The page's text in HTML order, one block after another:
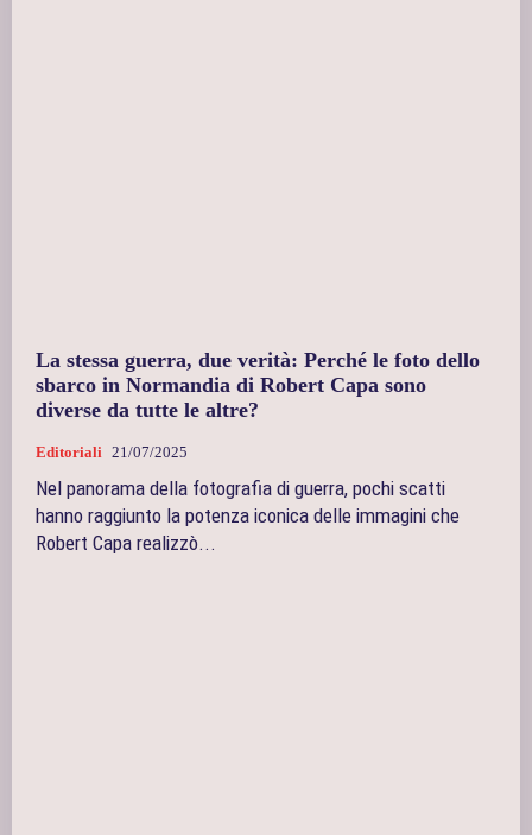
La stessa guerra, due verità: Perché le foto dello
sbarco in Normandia di Robert Capa sono
diverse da tutte le altre?
Editoriali 21/07/2025
Nel panorama della fotografia di guerra, pochi scatti
hanno raggiunto la potenza iconica delle immagini che
Robert Capa realizzò...